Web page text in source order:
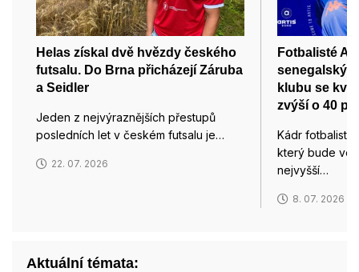
Helas získal dvě hvězdy českého
futsalu. Do Brna přicházejí Záruba
a Seidler
Jeden z nejvýraznějších přestupů
posledních let v českém futsalu je…
22. 07. 2026
Fotbalisté
klubu se
zvýší o 40
Kádr fotbalistů
který bude
nejvyšší…
8. 07. 2026
Aktuální témata: